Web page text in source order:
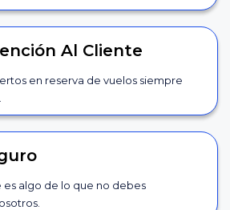
Al Cliente
en reserva de vuelos siempre
es algo de lo que no debes